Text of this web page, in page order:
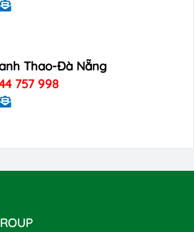
Thao-Đà Nẵng
757 998